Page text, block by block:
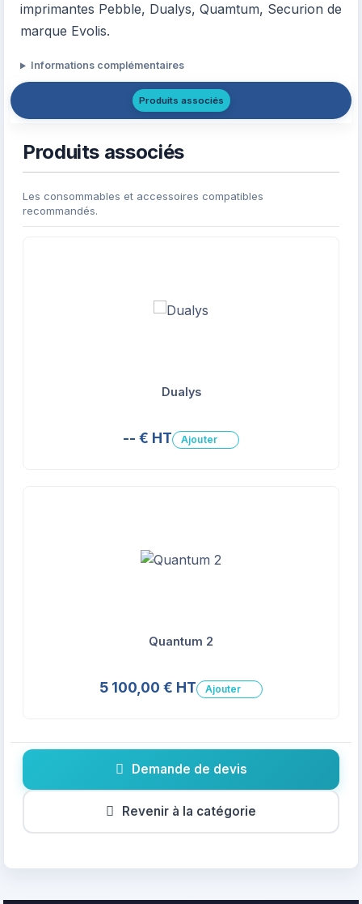
imprimantes Pebble, Dualys, Quamtum, Securion de
marque Evolis.
Informations complémentaires
Produits associés
Produits associés
Les consommables et accessoires compatibles
recommandés.
Dualys
-- € HT Ajouter
Quantum 2
5 100,00 € HT Ajouter
Demande de devis
Revenir à la catégorie